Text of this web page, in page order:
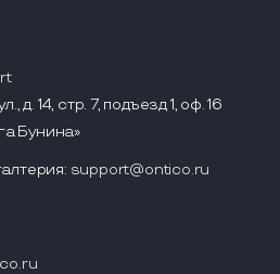
д. 14, стр. 7, подъезд 1, оф. 16
Бунина»
support@ontico.ru